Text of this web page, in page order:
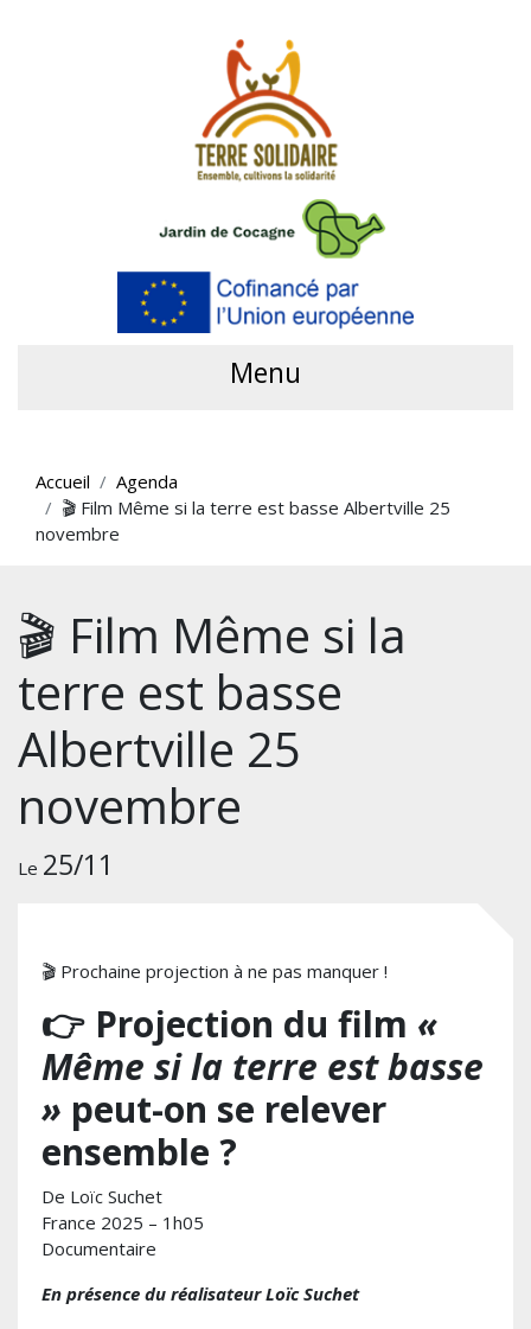
Menu
Accueil
Agenda
🎬 Film Même si la terre est basse Albertville 25
novembre
🎬 Film Même si la
terre est basse
Albertville 25
novembre
Le 25/11
🎬 Prochaine projection à ne pas manquer !
👉 Projection du film «
Même si la terre est basse
» peut-on se relever
ensemble ?
De Loïc Suchet
France 2025 – 1h05
Documentaire
En présence du réalisateur Loïc Suchet